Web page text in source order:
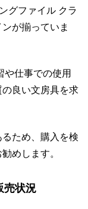
グファイル クラ
が揃っていま
や仕事での使用
良い文房具を求
ため、購入を検
めします。
売状況